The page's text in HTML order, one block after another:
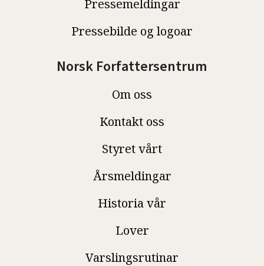
Pressemeldingar
Pressebilde og logoar
Norsk Forfattersentrum
Om oss
Kontakt oss
Styret vårt
Årsmeldingar
Historia vår
Lover
Varslingsrutinar